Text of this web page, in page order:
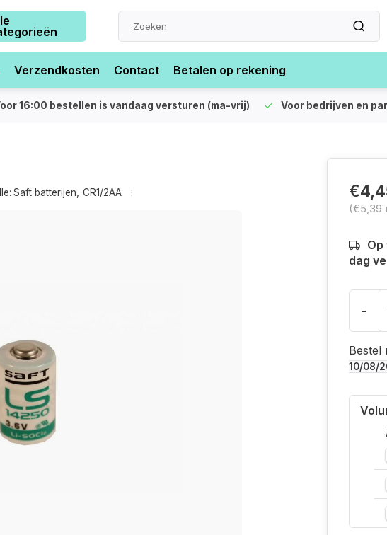
Verzendkosten Contact Betalen op rekening
16:00 bestellen is vandaag versturen (ma-vrij) Voor bedrijven en
Saft batterijen CR1/2AA
(€5,39
dag
-
Bestel
10/08/